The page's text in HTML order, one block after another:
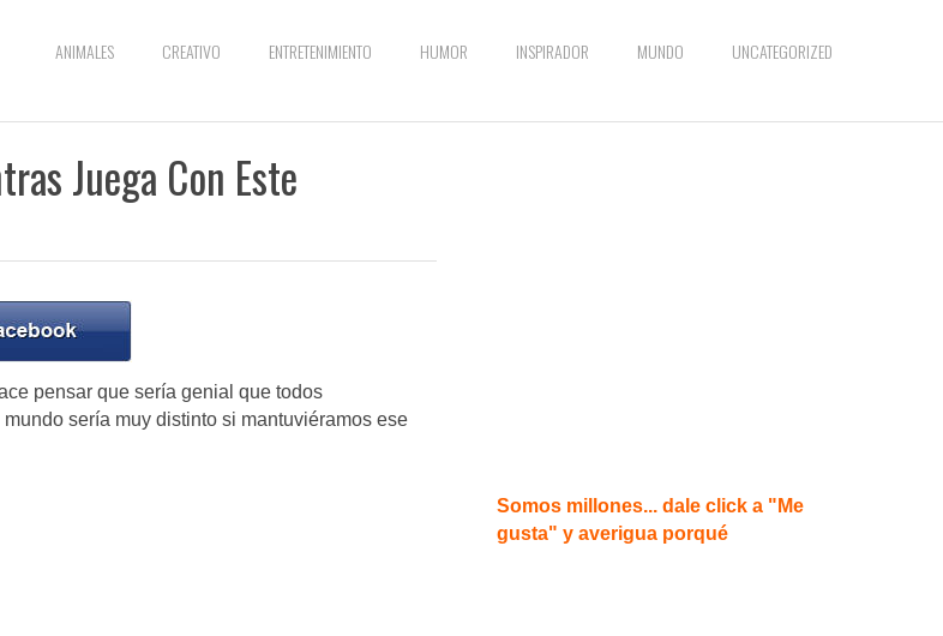
ANIMALES CREATIVO ENTRETENIMIENTO HUMOR INSPIRADOR MUNDO UNCATEGORIZED
Juega Con Este
pensar que sería genial que todos
sería muy distinto si mantuviéramos ese
Somos millones... dale click a "Me
gusta" y averigua porqué